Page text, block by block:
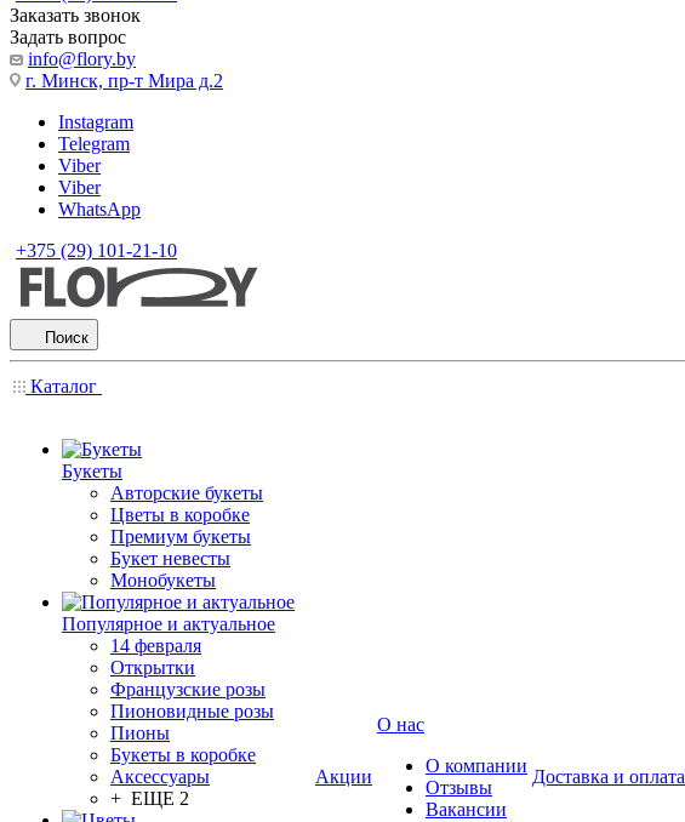
Заказать звонок
Задать вопрос
info@flory.by
г. Минск, пр-т Мира д.2
Instagram
Telegram
Viber
Viber
WhatsApp
+375 (29) 101-21-10
Поиск
Каталог
Букеты
Авторские букеты
Цветы в коробке
Премиум букеты
Букет невесты
Монобукеты
Популярное и актуальное
14 февраля
Открытки
Французские розы
Пионовидные розы
Пионы
Букеты в коробке
Аксессуары
+ ЕЩЕ 2
Акции
О нас
О компании
Отзывы
Вакансии
Доставка и оплата